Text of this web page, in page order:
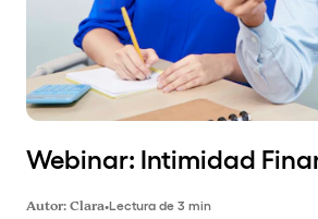
Webinar: Intimidad
Autor:Clara•Lectura de 3 min